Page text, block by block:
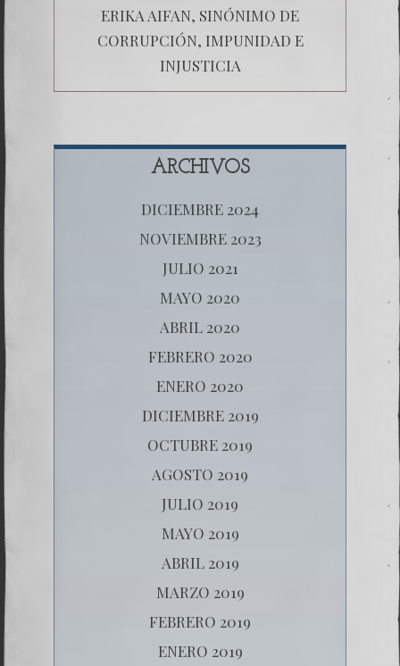
ERIKA AIFAN, SINÓNIMO DE
CORRUPCIÓN, IMPUNIDAD E
INJUSTICIA
ARCHIVOS
DICIEMBRE 2024
NOVIEMBRE 2023
JULIO 2021
MAYO 2020
ABRIL 2020
FEBRERO 2020
ENERO 2020
DICIEMBRE 2019
OCTUBRE 2019
AGOSTO 2019
JULIO 2019
MAYO 2019
ABRIL 2019
MARZO 2019
FEBRERO 2019
ENERO 2019